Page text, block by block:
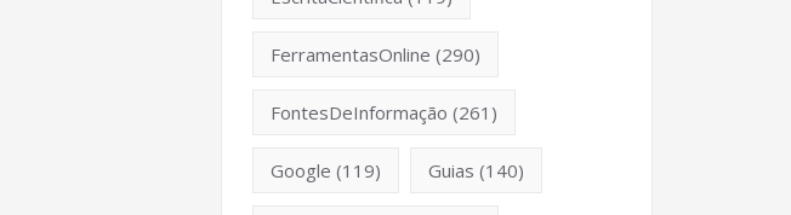
FerramentasOnline (290)
FontesDeInformação (261)
Google (119) Guias (140)